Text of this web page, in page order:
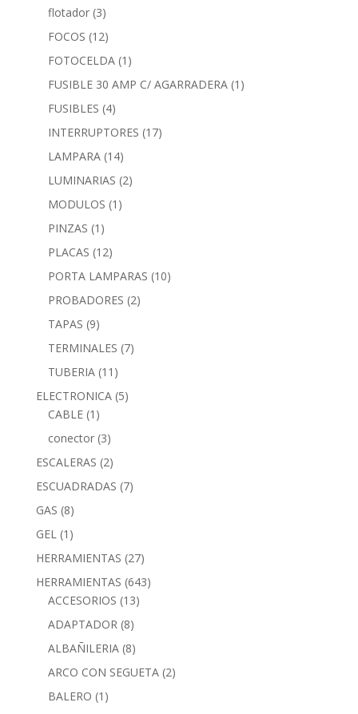
flotador (3)
FOCOS (12)
FOTOCELDA (1)
FUSIBLE 30 AMP C/ AGARRADERA (1)
FUSIBLES (4)
INTERRUPTORES (17)
LAMPARA (14)
LUMINARIAS (2)
MODULOS (1)
PINZAS (1)
PLACAS (12)
PORTA LAMPARAS (10)
PROBADORES (2)
TAPAS (9)
TERMINALES (7)
TUBERIA (11)
ELECTRONICA (5)
CABLE (1)
conector (3)
ESCALERAS (2)
ESCUADRADAS (7)
GAS (8)
GEL (1)
HERRAMIENTAS (27)
HERRAMIENTAS (643)
ACCESORIOS (13)
ADAPTADOR (8)
ALBAÑILERIA (8)
ARCO CON SEGUETA (2)
BALERO (1)